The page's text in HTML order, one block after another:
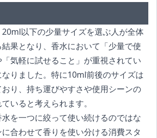
以下の少量サイズを選ぶ人が全体
果となり、香水において「少量で使
気軽に試せること」が重視されてい
りました。特に10ml前後のサイズは
り、持ち運びやすさや使用シーンの
いると考えられます。
を一つに絞って使い続けるのではな
合わせて香りを使い分ける消費スタ